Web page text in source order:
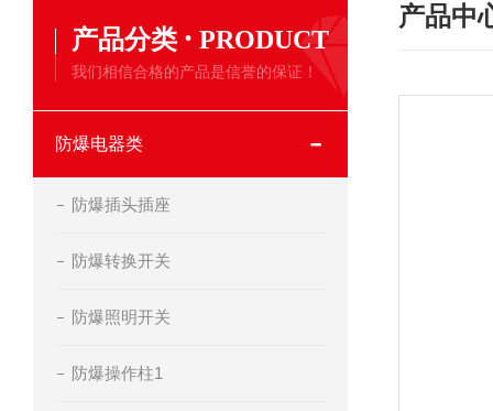
产品分类 · PRODUCT
我们相信合格的产品是信誉的保证！
防爆电器类
防爆插头插座
防爆转换开关
防爆照明开关
防爆操作柱1
产品中